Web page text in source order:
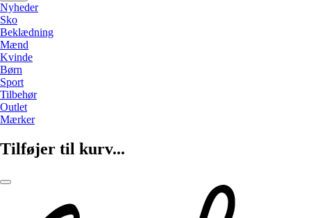
Nyheder
Sko
Beklædning
Mænd
Kvinde
Børn
Sport
Tilbehør
Outlet
Mærker
Tilføjer til kurv...